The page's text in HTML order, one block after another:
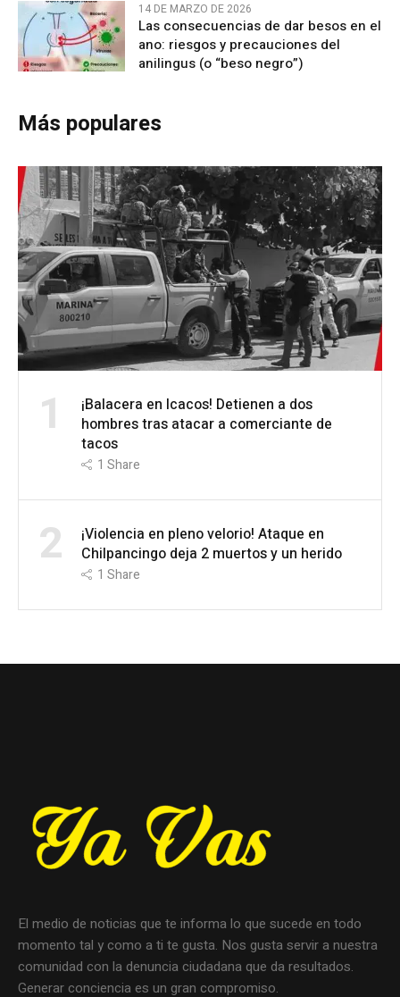
14 DE MARZO DE 2026
Las consecuencias de dar besos en el
ano: riesgos y precauciones del
anilingus (o “beso negro”)
Más populares
1
¡Balacera en Icacos! Detienen a dos
hombres tras atacar a comerciante de
tacos
1 Share
2
¡Violencia en pleno velorio! Ataque en
Chilpancingo deja 2 muertos y un herido
1 Share
El medio de noticias que te informa lo que sucede en todo
momento tal y como a ti te gusta. Nos gusta servir a nuestra
comunidad con la denuncia ciudadana que da resultados.
Generar conciencia es un gran compromiso.